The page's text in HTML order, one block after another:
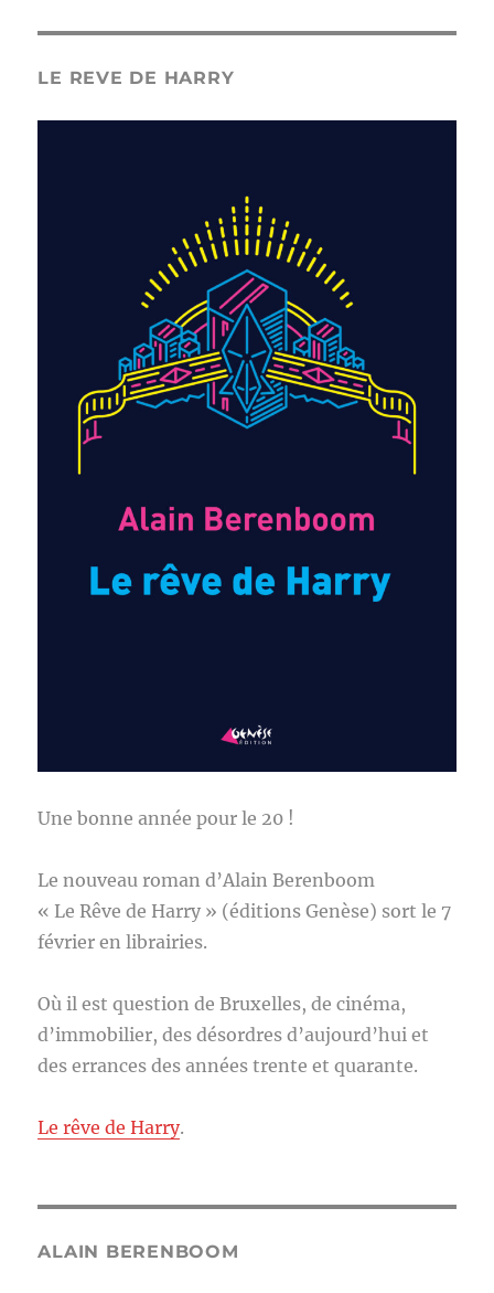
LE REVE DE HARRY
Une bonne année pour le 20 !
Le nouveau roman d’Alain Berenboom
« Le Rêve de Harry » (éditions Genèse) sort le 7
février en librairies.
Où il est question de Bruxelles, de cinéma,
d’immobilier, des désordres d’aujourd’hui et
des errances des années trente et quarante.
Le rêve de Harry.
ALAIN BERENBOOM